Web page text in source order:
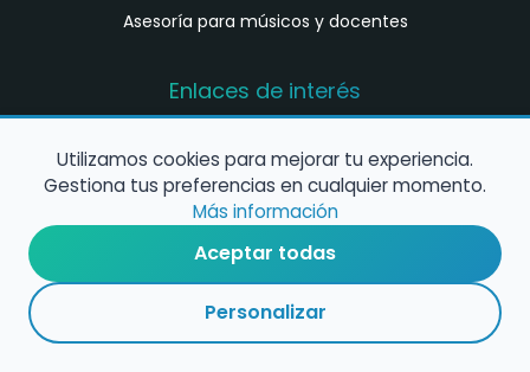
Asesoría para músicos y docentes
Enlaces de interés
música en España
Configura alertas de empleo
Contacta con nosotros
Utilizamos cookies para mejorar tu experiencia.
Gestiona tus preferencias en cualquier momento.
Más información
Aceptar todas
Personalizar